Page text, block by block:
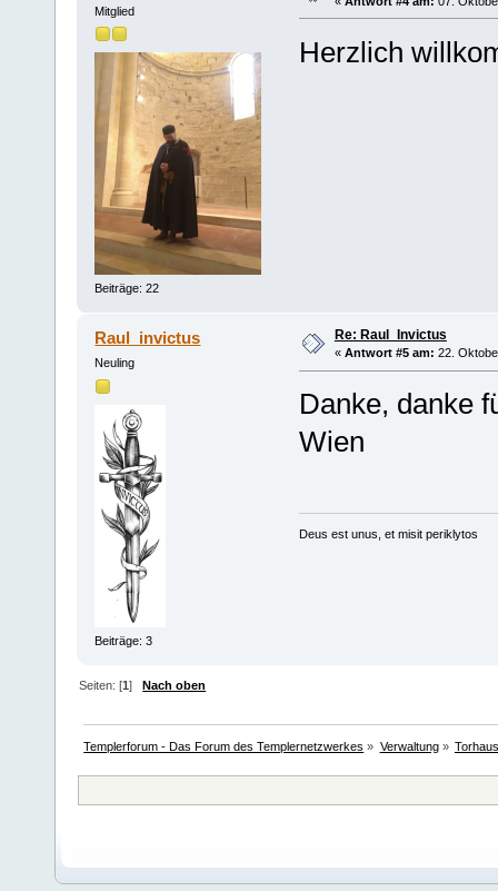
Mitglied
Beiträge: 22
Herzlich
Raul_invictus
Neuling
Beiträge: 3
Re: Raul_Invictus
« Antwort #5 am: 22.
Danke, danke
Wien
Deus est unus, et misit periklytos
Seiten: [1]Nach oben
Templerforum - Das Forum des Templernetzwerkes » Verwaltung» Torhaus